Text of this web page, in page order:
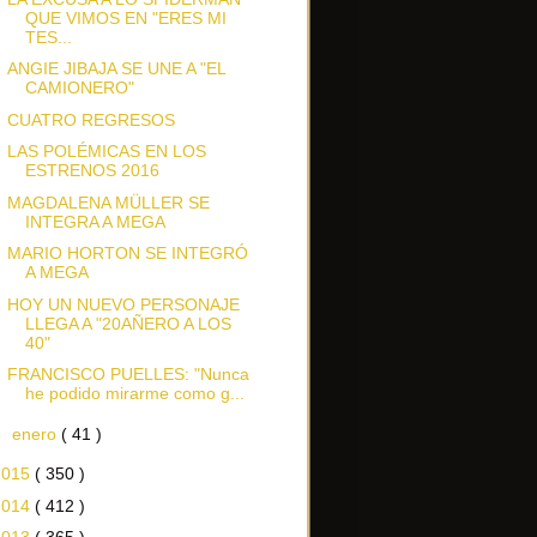
QUE VIMOS EN "ERES MI
TES...
ANGIE JIBAJA SE UNE A "EL
CAMIONERO"
CUATRO REGRESOS
LAS POLÉMICAS EN LOS
ESTRENOS 2016
MAGDALENA MÜLLER SE
INTEGRA A MEGA
MARIO HORTON SE INTEGRÓ
A MEGA
HOY UN NUEVO PERSONAJE
LLEGA A "20AÑERO A LOS
40"
FRANCISCO PUELLES: "Nunca
he podido mirarme como g...
enero ( 41 )
( 350 )
( 412 )